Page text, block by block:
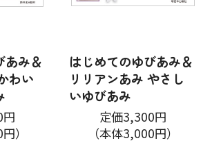
あみ＆
わい
）
はじめてのゆびあみ＆
リリアンあみ やさし
いゆびあみ
定価3,300円
（本体3,000円）